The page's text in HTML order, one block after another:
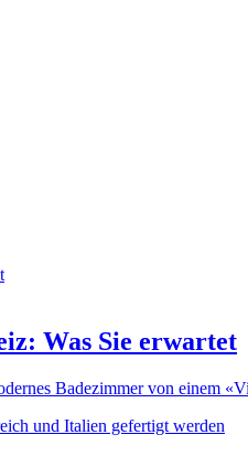
Was Sie erwartet
Badezimmer von einem